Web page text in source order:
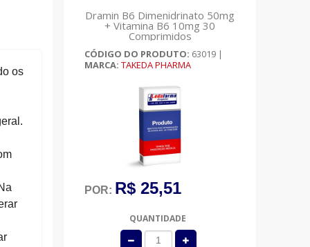
os
Dramin B6 Dimenidrinato 50mg
+ Vitamina B6 10mg 30
Comprimidos
CÓDIGO DO PRODUTO: 63019 |
MARCA: TAKEDA PHARMA
POR: R$ 25,51
QUANTIDADE